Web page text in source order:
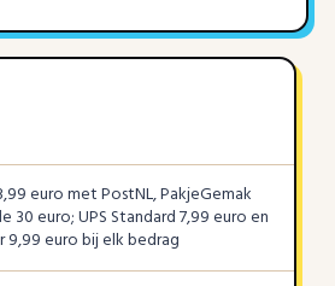
euro met PostNL, PakjeGemak
30 euro; UPS Standard 7,99 euro en
9,99 euro bij elk bedrag